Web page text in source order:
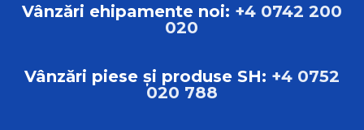
Vânzări ehipamente noi: +4 0742 200
020
Vânzări piese și produse SH: +4 0752
020 788